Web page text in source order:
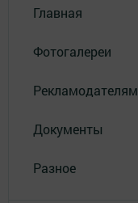
Главная
Фотогалереи
Рекламодателям
Документы
Разное